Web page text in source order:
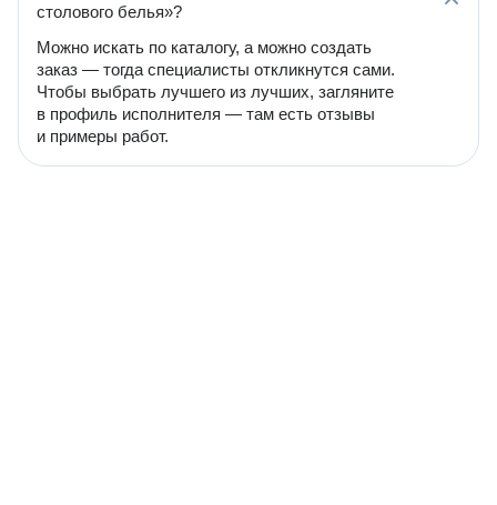
столового белья»?
Можно искать по каталогу, а можно создать
заказ — тогда специалисты откликнутся сами.
Чтобы выбрать лучшего из лучших, загляните
в профиль исполнителя — там есть отзывы
и примеры работ.